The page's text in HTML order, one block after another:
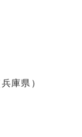
庫県）